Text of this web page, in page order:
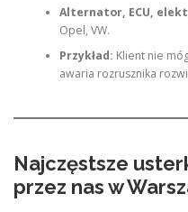
Alternator, ECU,
Opel, VW.
Przykład: Klient nie
awaria rozrusznika
Najczęstsze
przez nas w